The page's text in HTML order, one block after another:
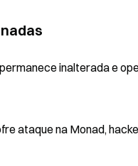
inalterada e
ataque na Monad,